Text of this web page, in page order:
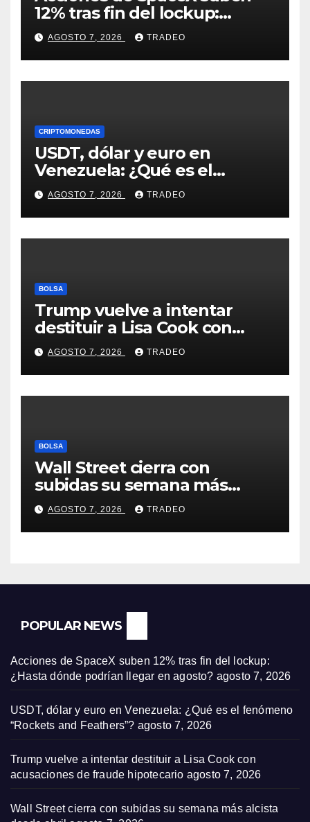
12% tras fin del lockup:
¿Hasta dónde podrían llegar
en agosto?
AGOSTO 7, 2026 TRADEO
CRIPTOMONEDAS
USDT, dólar y euro en
Venezuela: ¿Qué es el
fenómeno “Rockets and
Feathers”?
AGOSTO 7, 2026 TRADEO
BOLSA
Trump vuelve a intentar
destituir a Lisa Cook con
acusaciones de fraude
hipotecario
AGOSTO 7, 2026 TRADEO
BOLSA
Wall Street cierra con
subidas su semana más
alcista desde abril
AGOSTO 7, 2026 TRADEO
POPULAR NEWS
Acciones de SpaceX suben 12% tras fin del lockup:
¿Hasta dónde podrían llegar en agosto? agosto 7, 2026
USDT, dólar y euro en Venezuela: ¿Qué es el fenómeno
“Rockets and Feathers”? agosto 7, 2026
Trump vuelve a intentar destituir a Lisa Cook con
acusaciones de fraude hipotecario agosto 7, 2026
Wall Street cierra con subidas su semana más alcista